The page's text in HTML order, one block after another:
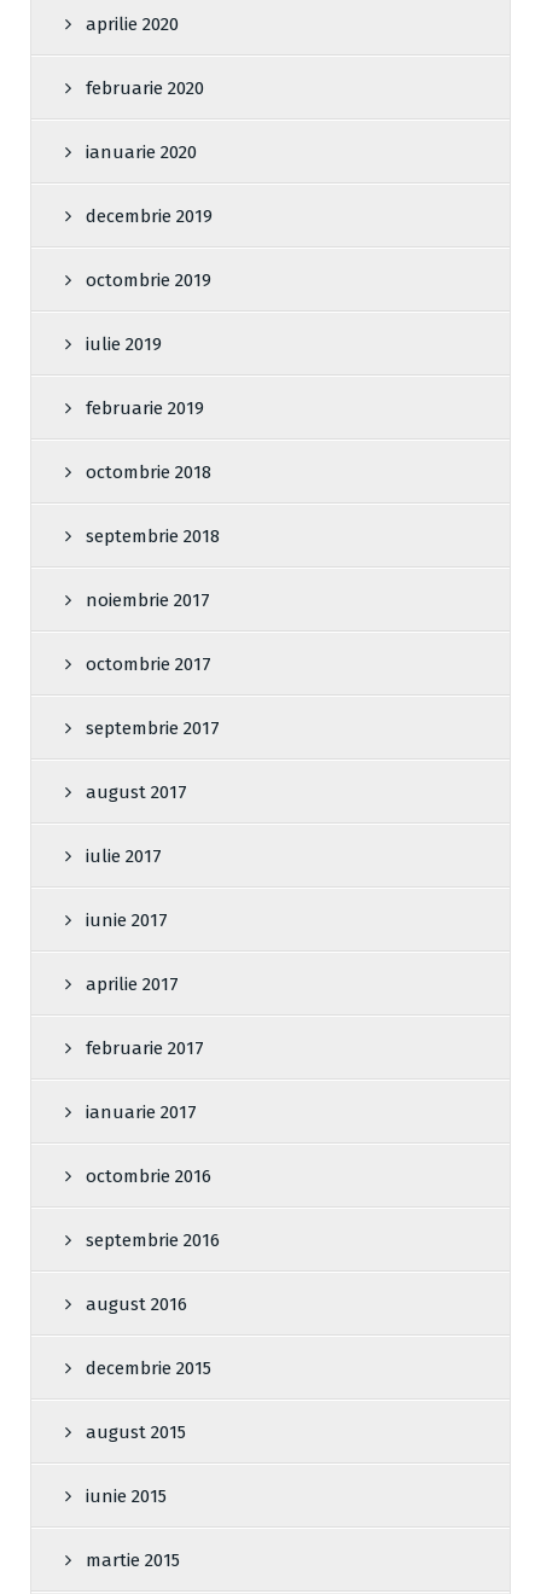
aprilie 2020
februarie 2020
ianuarie 2020
decembrie 2019
octombrie 2019
iulie 2019
februarie 2019
octombrie 2018
septembrie 2018
noiembrie 2017
octombrie 2017
septembrie 2017
august 2017
iulie 2017
iunie 2017
aprilie 2017
februarie 2017
ianuarie 2017
octombrie 2016
septembrie 2016
august 2016
decembrie 2015
august 2015
iunie 2015
martie 2015